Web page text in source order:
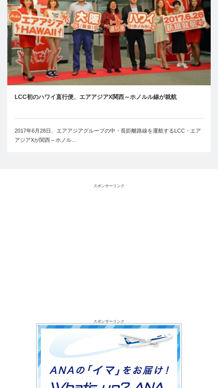
LCC初のハワイ直行便、エアアジアX関西～ホノルル線が就航
2017年6月28日、エアアジアグループの中・長距離路線を運航するLCC・エア
アジアXが関西～ホノル…
スポンサーリンク
スポンサーリンク